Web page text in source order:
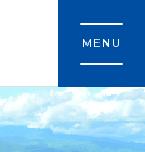
MENU